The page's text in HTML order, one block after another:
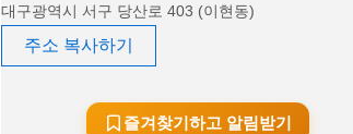
대구광역시 서구 당산로 403 (이현동)
주소 복사하기
즐겨찾기하고 알림받기